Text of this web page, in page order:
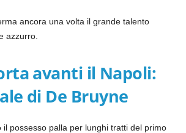
ancora una volta il grande talento
azzurro.
avanti il Napoli:
di De Bruyne
il possesso palla per lunghi tratti del primo